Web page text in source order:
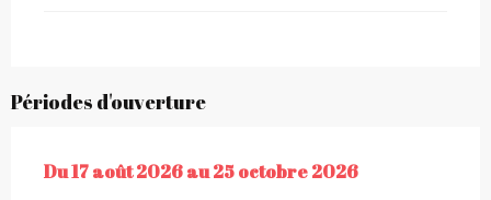
Périodes d'ouverture
DU17 AOÛT 2026AU25 OCTOBRE 2026
Du17 août 2026au25 octobre 2026